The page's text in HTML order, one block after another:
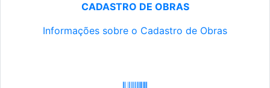
CADASTRO DE OBRAS
Informações sobre o Cadastro de Obras